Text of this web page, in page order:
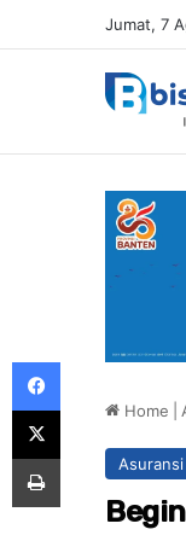
Jumat, 7
Home
Asuransi
Facebook